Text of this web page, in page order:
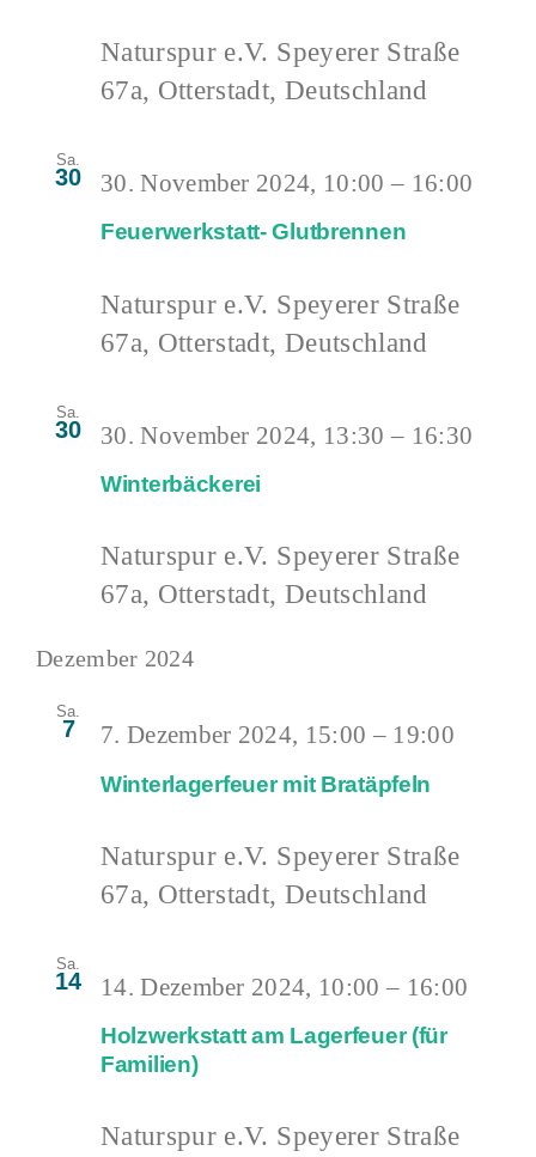
Naturspur e.V. Speyerer Straße
67a, Otterstadt, Deutschland
Sa.
30
Feuerwerkstatt- Glutbrennen
30. November 2024, 10:00 – 16:00
Naturspur e.V. Speyerer Straße
67a, Otterstadt, Deutschland
Sa.
30
Winterbäckerei
30. November 2024, 13:30 – 16:30
Naturspur e.V. Speyerer Straße
67a, Otterstadt, Deutschland
Dezember 2024
Sa.
7
Winterlagerfeuer mit Bratäpfeln
7. Dezember 2024, 15:00 – 19:00
Naturspur e.V. Speyerer Straße
67a, Otterstadt, Deutschland
Sa.
14
Holzwerkstatt am Lagerfeuer (für
Familien)
14. Dezember 2024, 10:00 – 16:00
Naturspur e.V. Speyerer Straße